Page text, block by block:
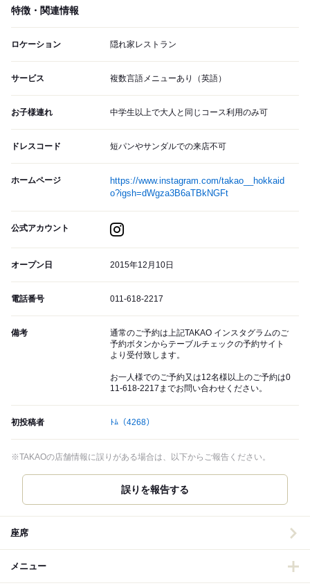
特徴・関連情報
ロケーション 隠れ家レストラン
サービス 複数言語メニューあり（英語）
お子様連れ 中学生以上で大人と同じコース利用のみ可
ドレスコード 短パンやサンダルでの来店不可
ホームページ
https://www.instagram.com/takao__hokkaid
o?igsh=dWgza3B6aTBkNGFt
公式アカウント
オープン日 2015年12月10日
電話番号 011-618-2217
備考
通常のご予約は上記TAKAO インスタグラムのご
予約ボタンからテーブルチェックの予約サイト
より受付致します。
お一人様でのご予約又は12名様以上のご予約は0
11-618-2217までお問い合わせください。
初投稿者 ﾄﾑ （4268）
※TAKAOの店舗情報に誤りがある場合は、以下からご報告ください。
誤りを報告する
座席
メニュー